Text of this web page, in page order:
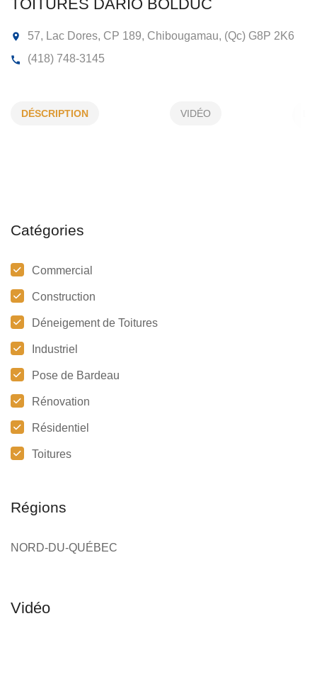
TOITURES DARIO BOLDUC
DÉSCRIPTION VIDÉO
Catégories
Commercial
Construction
Déneigement de Toitures
Industriel
Pose de Bardeau
Rénovation
Résidentiel
Toitures
Régions
NORD-DU-QUÉBEC